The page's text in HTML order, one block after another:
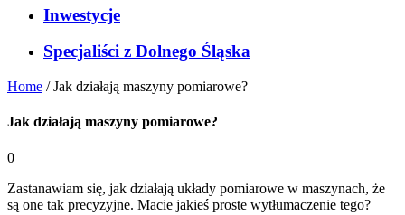
Inwestycje
Specjaliści z Dolnego Śląska
Home /Jak działają maszyny pomiarowe?
Jak działają maszyny pomiarowe?
0
Zastanawiam się, jak działają układy pomiarowe w maszynach, że
są one tak precyzyjne. Macie jakieś proste wytłumaczenie tego?